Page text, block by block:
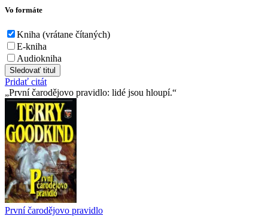
Vo formáte
Kniha (vrátane čítaných)
E-kniha
Audiokniha
Sledovať titul
Pridať citát
První čarodějovo pravidlo: lidé jsou hloupí.
První čarodějovo pravidlo